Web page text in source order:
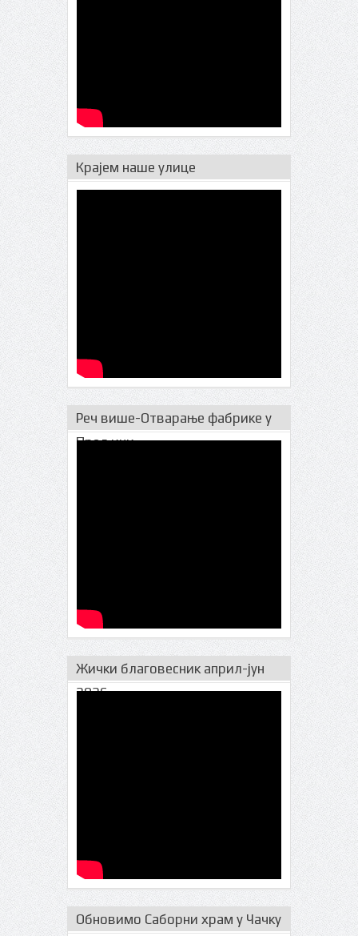
Крајем наше улице
Реч више-Отварање фабрике у
Прељини
Жички благовесник април-јун
2026.
Обновимо Саборни храм у Чачку